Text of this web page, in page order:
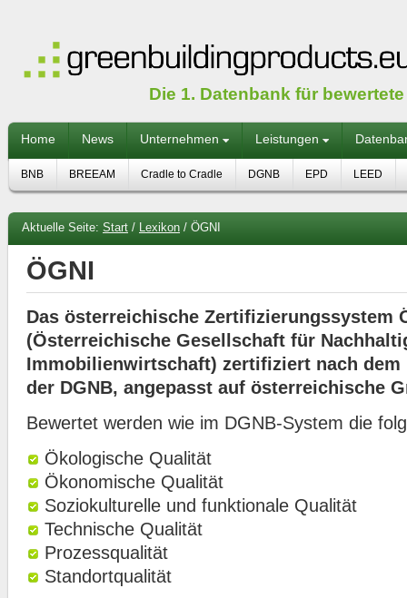
Die 1. Datenbank für
Home News Unternehmen Leistungen
BNB BREEAM Cradle to Cradle DGNB EPD LEED
Aktuelle Seite: Start / Lexikon / ÖGNI
ÖGNI
Das österreichische Zertifizierungssystem
(Österreichische Gesellschaft für
Immobilienwirtschaft) zertifiziert nach dem
der DGNB, angepasst auf österreichische
Bewertet werden wie im DGNB-System die
Ökologische Qualität
Ökonomische Qualität
Soziokulturelle und funktionale Qualität
Technische Qualität
Prozessqualität
Standortqualität